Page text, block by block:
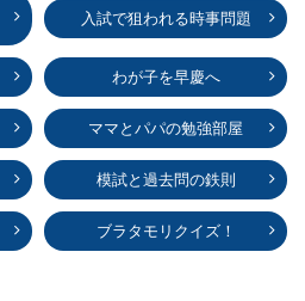
入試で狙われる時事問題
わが子を早慶へ
ママとパパの勉強部屋
模試と過去問の鉄則
ブラタモリクイズ！